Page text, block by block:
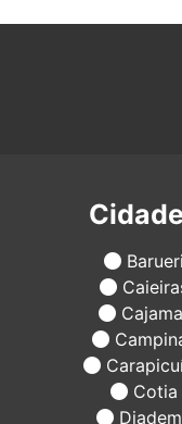
Barueri
Cotia